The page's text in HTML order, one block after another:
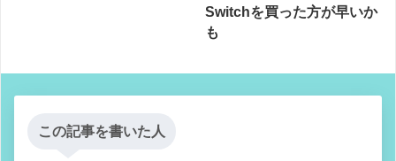
Switchを買った方が早いか
も
この記事を書いた人